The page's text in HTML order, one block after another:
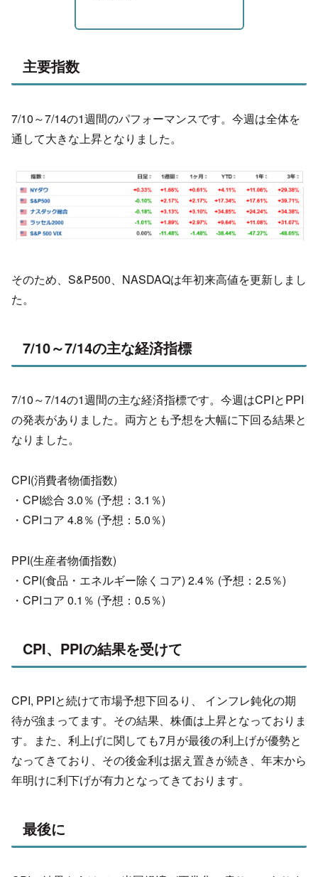
主要指数
7/10～7/14の1週間のパフォーマンスです。今週は全体を
通して大きな上昇となりました。
そのため、S&P500、NASDAQは年初来高値を更新しまし
た。
7/10～7/14の主な経済指標
7/10～7/14の1週間の主な経済指標です。今週はCPIとPPI
の発表がありました。両方とも予想を大幅に下回る結果と
なりました。
CPI(消費者物価指数)
・CPI総合 3.0％ (予想：3.1％)
・CPIコア 4.8％ (予想：5.0％)
PPI(生産者物価指数)
・CPI(食品・エネルギー除くコア) 2.4％ (予想：2.5％)
・CPIコア 0.1％ (予想：0.5％)
CPI、PPIの結果を受けて
CPI, PPIと続けて市場予想下回るり、 インフレ鈍化の期
待が強まってます。その結果、株価は上昇となっておりま
す。また、利上げに関しても7月が最後の利上げが優勢と
なってきており、その後金利は据え置きが続き、年末から
年明けに利下げが有力となってきております。
最後に